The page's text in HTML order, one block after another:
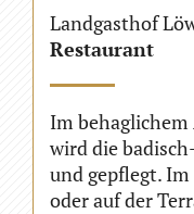
Landgasthof
Restaurant
Im
wird die
und gepflegt.
oder auf der